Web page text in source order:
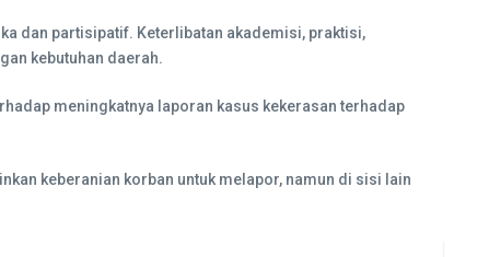
dan partisipatif. Keterlibatan akademisi, praktisi,
kebutuhan daerah.
meningkatnya laporan kasus kekerasan terhadap
keberanian korban untuk melapor, namun di sisi lain